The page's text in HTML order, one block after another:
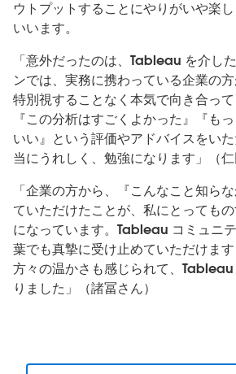
ウトプットすることにやりがいや楽
いいます。
「意外だったのは、Tableau を介し
ンでは、実務に携わっている企業の
特別視することなく本気で向き合って
『この分析はすごくよかった』『も
いい』という評価やアドバイスをい
当にうれしく、勉強になります」（仁
「企業の方から、『こんなこと知ら
ていただけたことが、私にとっても
になっています。Tableau コミュニ
葉でも真摯に受け止めていただけま
方々の温かさも感じられて、
りました」（諸冨さん）